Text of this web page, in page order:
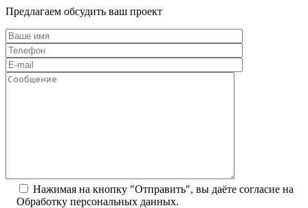
Предлагаем обсудить ваш проект
Нажимая на кнопку "Отправить", вы даёте согласие на
Обработку персональных данных.